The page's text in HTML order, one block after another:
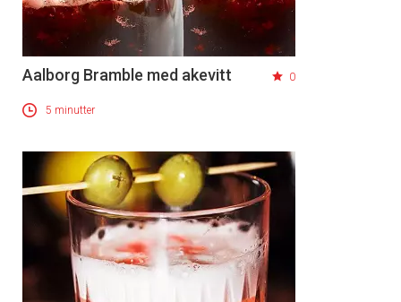
Aalborg Bramble med akevitt 0
5 minutter